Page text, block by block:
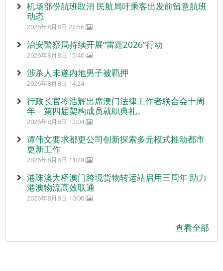
机场部份航班取消 民航局吁乘客出发前留意航班
动态
2026年8月8日 22:56
治安警察局持续开展“雷霆2026”行动
2026年8月8日 15:40
涉杀人未遂内地男子被羁押
2026年8月8日 14:24
行政长官岑浩辉出席澳门法律工作者联合会十周
年 – 第四届架构成员就职典礼。
2026年8月8日 12:04
谭伟文要求都更公司创新探索多元模式推动都市
更新工作
2026年8月8日 11:28
港珠澳大桥澳门跨境货物转运站启用三周年 助力
港澳物流高效联通
2026年8月8日 10:00
查看全部